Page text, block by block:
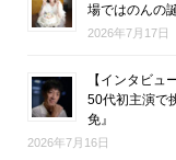
場ではのんの
2026年7月17日
【インタビュ
50代初主演で
免』
2026年7月16日